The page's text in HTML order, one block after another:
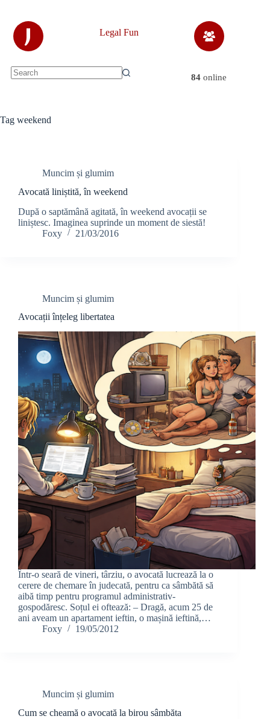
content
J Legal Fun
84 online
Tag weekend
Muncim și glumim
Avocată liniștită, în weekend
După o saptămână agitată, în weekend avocații se
liniștesc. Imaginea suprinde un moment de siestă!
Foxy
21/03/2016
Muncim și glumim
Avocații înțeleg libertatea
Într-o seară de vineri, târziu, o avocată lucrează la o
cerere de chemare în judecată, pentru ca sâmbătă să
aibă timp pentru programul administrativ-
gospodăresc. Soțul ei oftează: – Dragă, acum 25 de
ani aveam un apartament ieftin, o mașină ieftină,…
Foxy
19/05/2012
Muncim și glumim
Cum se cheamă o avocată la birou sâmbăta